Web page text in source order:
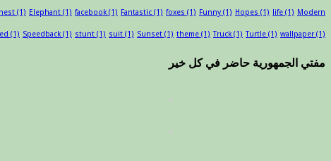
(1) Elephant (1) facebook(1) Fantastic (1) foxes (1) Funny (1) Hopes (1) life (1) Modern
(1) Speedback(1) stunt (1) suit (1) Sunset (1) theme (1) Truck(1) Turtle (1) wallpaper (1)
مفتي الجمهورية حاضر في كل خير